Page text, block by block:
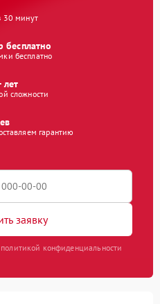
30 минут
бесплатно
бесплатно
лет
сложности
гарантию
заявку
конфиденциальности